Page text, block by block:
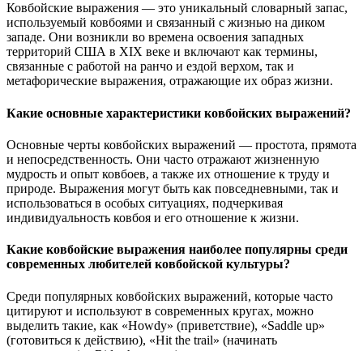
Ковбойские выражения — это уникальный словарный запас,
используемый ковбоями и связанный с жизнью на диком
западе. Они возникли во времена освоения западных
территорий США в XIX веке и включают как термины,
связанные с работой на ранчо и ездой верхом, так и
метафорические выражения, отражающие их образ жизни.
Какие основные характеристики ковбойских выражений?
Основные черты ковбойских выражений — простота, прямота
и непосредственность. Они часто отражают жизненную
мудрость и опыт ковбоев, а также их отношение к труду и
природе. Выражения могут быть как повседневными, так и
использоваться в особых ситуациях, подчеркивая
индивидуальность ковбоя и его отношение к жизни.
Какие ковбойские выражения наиболее популярны среди
современных любителей ковбойской культуры?
Среди популярных ковбойских выражений, которые часто
цитируют и используют в современных кругах, можно
выделить такие, как «Howdy» (приветствие), «Saddle up»
(готовиться к действию), «Hit the trail» (начинать